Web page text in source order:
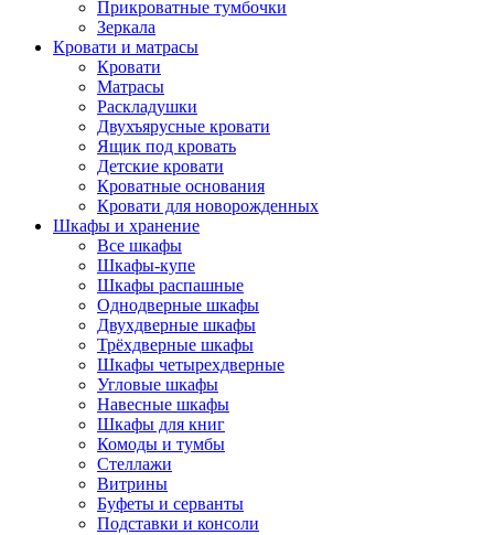
Прикроватные тумбочки
Зеркала
Кровати и матрасы
Кровати
Матрасы
Раскладушки
Двухъярусные кровати
Ящик под кровать
Детские кровати
Кроватные основания
Кровати для новорожденных
Шкафы и хранение
Все шкафы
Шкафы-купе
Шкафы распашные
Однодверные шкафы
Двухдверные шкафы
Трёхдверные шкафы
Шкафы четырехдверные
Угловые шкафы
Навесные шкафы
Шкафы для книг
Комоды и тумбы
Стеллажи
Витрины
Буфеты и серванты
Подставки и консоли